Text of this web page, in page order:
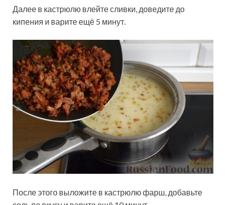
Далее в кастрюлю влейте сливки, доведите до
кипения и варите ещё 5 минут.
После этого выложите в кастрюлю фарш, добавьте